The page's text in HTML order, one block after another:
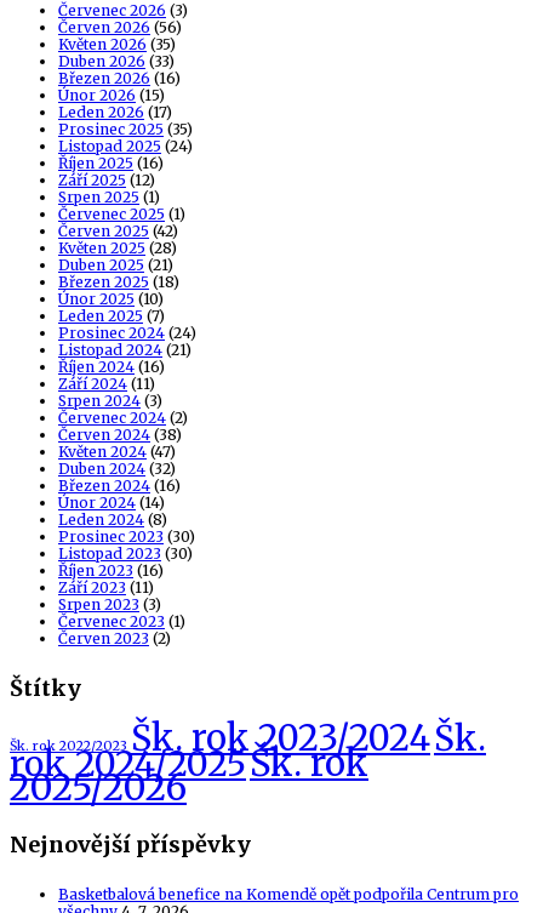
Červenec 2026 (3)
Červen 2026 (56)
Květen 2026 (35)
Duben 2026 (33)
Březen 2026 (16)
Únor 2026 (15)
Leden 2026 (17)
Prosinec 2025 (35)
Listopad 2025 (24)
Říjen 2025 (16)
Září 2025 (12)
Srpen 2025 (1)
Červenec 2025 (1)
Červen 2025 (42)
Květen 2025 (28)
Duben 2025 (21)
Březen 2025 (18)
Únor 2025 (10)
Leden 2025 (7)
Prosinec 2024 (24)
Listopad 2024 (21)
Říjen 2024 (16)
Září 2024 (11)
Srpen 2024 (3)
Červenec 2024 (2)
Červen 2024 (38)
Květen 2024 (47)
Duben 2024 (32)
Březen 2024 (16)
Únor 2024 (14)
Leden 2024 (8)
Prosinec 2023 (30)
Listopad 2023 (30)
Říjen 2023 (16)
Září 2023 (11)
Srpen 2023 (3)
Červenec 2023 (1)
Červen 2023 (2)
Štítky
Šk. rok 2022/2023 Šk. rok 2023/2024Šk.
rok 2024/2025Šk. rok
2025/2026
Nejnovější příspěvky
Basketbalová benefice na Komendě opět podpořila Centrum pro